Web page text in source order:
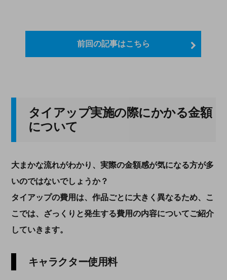
前回の記事はこちら
タイアップ実施の際にかかる金額
について
大まかな流れがわかり、実際の金額感が気になる方が多
いのではないでしょうか？
タイアップの費用は、作品ごとに大きく異なるため、こ
こでは、ざっくりと発生する費用の内容についてご紹介
していきます。
キャラクター使用料